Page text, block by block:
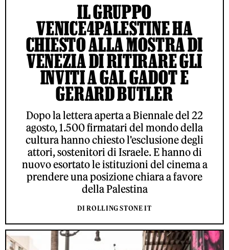
IL GRUPPO
VENICE4PALESTINE HA
CHIESTO ALLA MOSTRA DI
VENEZIA DI RITIRARE GLI
INVITI A GAL GADOT E
GERARD BUTLER
Dopo la lettera aperta a Biennale del 22
agosto, 1.500 firmatari del mondo della
cultura hanno chiesto l'esclusione degli
attori, sostenitori di Israele. E hanno di
nuovo esortato le istituzioni del cinema a
prendere una posizione chiara a favore
della Palestina
DI ROLLING STONE IT